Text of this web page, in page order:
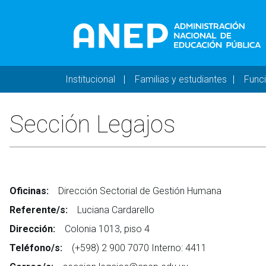
Navegación principal -
Institucional Familias y estudiantes
Sección Legajos
Oficinas:
Dirección Sectorial de Gestión Humana
Referente/s:
Luciana Cardarello
Dirección:
Colonia 1013, piso 4
Teléfono/s:
(+598) 2 900 7070 Interno: 4411